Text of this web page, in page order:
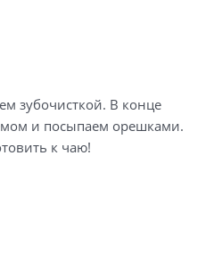
зубочисткой. В конце
и посыпаем орешками.
к чаю!